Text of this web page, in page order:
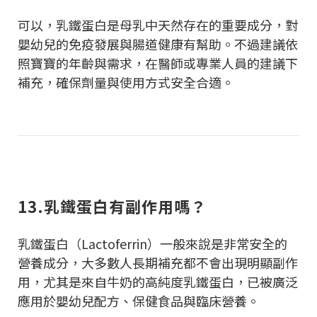
可以，乳鐵蛋白是母乳中天然存在的重要成分，對
嬰幼兒的免疫發展與腸道健康有幫助。不過建議依
照寶寶的年齡與需求，在醫師或專業人員的建議下
補充，確保劑量與使用方式安全合適。
13.乳鐵蛋白有副作用嗎？
乳鐵蛋白（Lactoferrin）一般來說是非常安全的
營養成分，大多數人長期補充都不會出現明顯副作
用，尤其是來自牛奶的高純度乳鐵蛋白，已被廣泛
應用於嬰幼兒配方、保健食品與臨床營養。